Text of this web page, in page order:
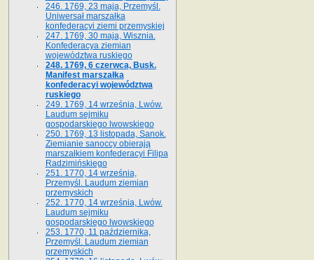
246. 1769, 23 maja, Przemyśl.
Uniwersał marszałka
konfederacyi ziemi przemyskiej
247. 1769, 30 maja, Wisznia.
Konfederacya ziemian
województwa ruskiego
248. 1769, 6 czerwca, Busk.
Manifest marszałka
konfederacyi województwa
ruskiego
249. 1769, 14 września, Lwów.
Laudum sejmiku
gospodarskiego lwowskiego
250. 1769, 13 listopada, Sanok.
Ziemianie sanoccy obierają
marszałkiem konfederacyi Filipa
Radzimińskiego
251. 1770, 14 września,
Przemyśl. Laudum ziemian
przemyskich
252. 1770, 14 września, Lwów.
Laudum sejmiku
gospodarskiego lwowskiego
253. 1770, 11 października,
Przemyśl. Laudum ziemian
przemyskich